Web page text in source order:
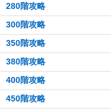
280階攻略
300階攻略
350階攻略
380階攻略
400階攻略
450階攻略